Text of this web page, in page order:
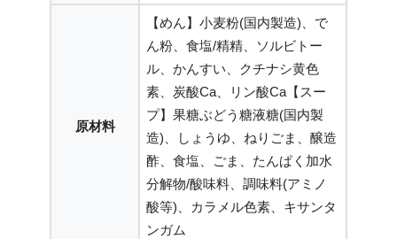
原材料
【めん】小麦粉(国内製造)、で
ん粉、食塩/精精、ソルビトー
ル、かんすい、クチナシ黄色
素、炭酸Ca、リン酸Ca【スー
プ】果糖ぶどう糖液糖(国内製
造)、しょうゆ、ねりごま、醸造
酢、食塩、ごま、たんぱく加水
分解物/酸味料、調味料(アミノ
酸等)、カラメル色素、キサンタ
ンガム